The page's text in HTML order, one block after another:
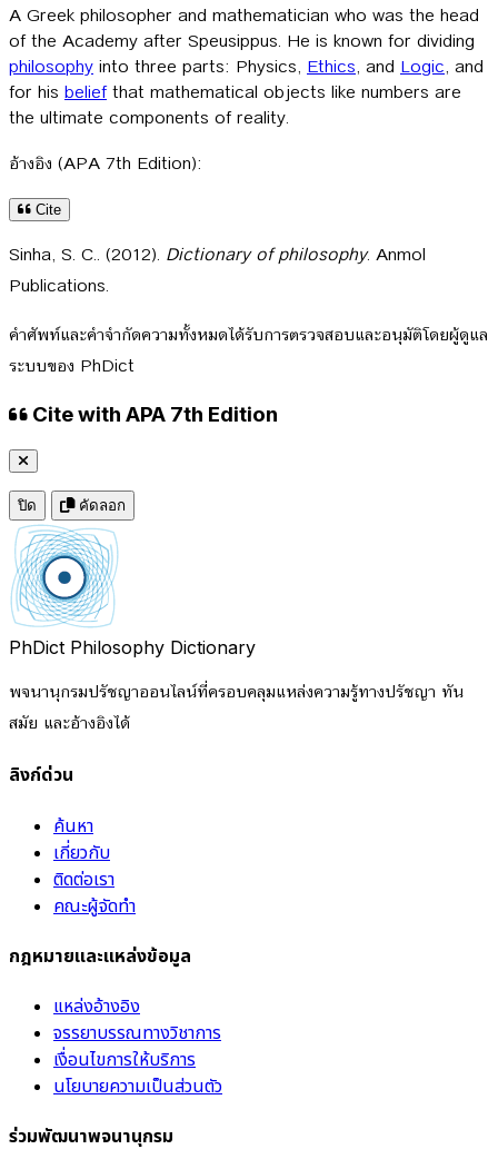
A Greek philosopher and mathematician who was the head
of the Academy after Speusippus. He is known for dividing
philosophy into three parts: Physics, Ethics, and Logic, and
for his beliefthat mathematical objects like numbers are
the ultimate components of reality.
อ้างอิง (APA 7th Edition):
Cite
Sinha, S. C.. (2012). Dictionary of philosophy. Anmol
Publications.
คำศัพท์และคำจำกัดความทั้งหมดได้รับการตรวจสอบและอนุมัติโดยผู้ดูแล
ระบบของ PhDict
Cite with APA 7th Edition
ปิด คัดลอก
PhDict Philosophy Dictionary
พจนานุกรมปรัชญาออนไลน์ที่ครอบคลุมแหล่งความรู้ทางปรัชญา ทัน
สมัย และอ้างอิงได้
ลิงก์ด่วน
ค้นหา
เกี่ยวกับ
ติดต่อเรา
คณะผู้จัดทำ
กฎหมายและแหล่งข้อมูล
แหล่งอ้างอิง
จรรยาบรรณทางวิชาการ
เงื่อนไขการให้บริการ
นโยบายความเป็นส่วนตัว
ร่วมพัฒนาพจนานุกรม